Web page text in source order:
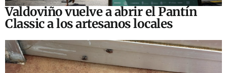
Valdoviño vuelve a abrir el Pantín
Classic a los artesanos locales